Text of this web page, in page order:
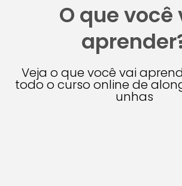
O que você
Veja o que você vai
todo o curso online de
unhas